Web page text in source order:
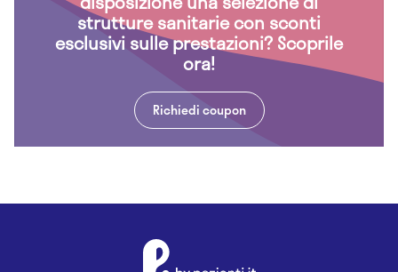
strutture sanitarie con sconti
esclusivi sulle prestazioni? Scoprile
ora!
Richiedi coupon